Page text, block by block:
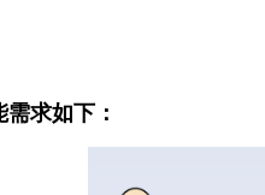
需求如下：